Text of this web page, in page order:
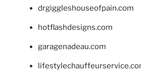
drgiggleshouseofpain.com
hotflashdesigns.com
garagenadeau.com